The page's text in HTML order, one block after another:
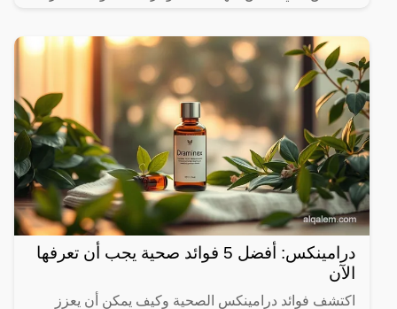
درامينكس: أفضل 5 فوائد صحية يجب أن تعرفها
الآن
اكتشف فوائد درامينكس الصحية وكيف يمكن أن يعزز